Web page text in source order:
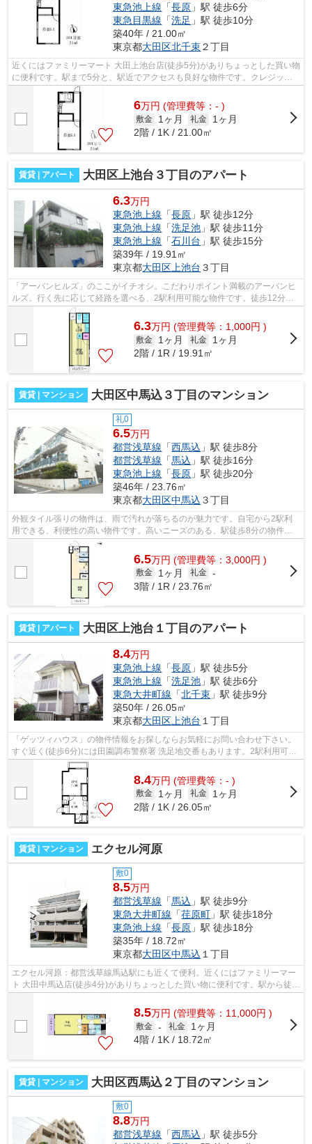
東急池上線 「長原 」駅 徒歩6分
東急目黒線 「洗足 」駅 徒歩10分
築40年 / 21.00㎡
東京都大田区北千束２丁目
近くにはファミリーマート 大田上池台店(徒歩5分)がありちょっとした買い物
に便利です。駅まで5分と、駅近でアクセスも良好な物件です。クレジット
カードで初期費用がお支払いいただけ...
6万円 (管理費等：- )
敷金 1ヶ月 礼金
1ヶ月
2階 / 1K / 21.00㎡
賃貸 | アパート 大田区上池台３丁目のアパート
6.3万円
東急池上線 「長原 」駅 徒歩12分
東急池上線 「洗足池 」駅 徒歩11分
東急池上線 「石川台 」駅 徒歩15分
築39年 / 19.91㎡
東京都大田区 上池台 ３丁目
「アーバンヒルズ」のここがイチオシ。こだわりポイント満載のアーバンヒ
ルズ。行く先に応じて経路を選べる、2駅利用可能な物件です。徒歩12分で
駅へのアクセスが可能な物件です。でき...
6.3万円 (管理費等：1,000円 )
敷金 1ヶ月 礼金
1ヶ月
2階 / 1R / 19.91㎡
賃貸 | マンション 大田区中馬込３丁目のマンション
礼0
6.5万円
都営浅草線 「西馬込 」駅 徒歩8分
都営浅草線 「馬込 」駅 徒歩16分
東急池上線 「長原 」駅 徒歩20分
築46年 / 23.76㎡
東京都大田区中馬込 ３丁目
外観タイル張りの物件は、雨で汚れが落ちるのが魅力です。自宅から2駅利
用できる、利便性の高い物件です。高いニーズのある、駅徒歩8分の物件で
す。こちらの物件はマンションです。当...
6.5万円 (管理費等：3,000円 )
敷金 1ヶ月 礼金 -
3階 / 1R / 23.76㎡
賃貸 | アパート 大田区上池台１丁目のアパート
8.4万円
東急池上線 「長原 」駅 徒歩5分
東急池上線 「洗足池 」駅 徒歩6分
東急大井町線 「北千束 」駅 徒歩9分
築50年 / 26.05㎡
東京都大田区 上池台 １丁目
「ゲッツィハウス」の物件情報をお探しならお気軽にお問い合わせ下さい。
すぐ近く(徒歩6分)には田園調布警察署 洗足地交番もあります。2駅利用可能
な利便性の高い物件です。初期費用の...
8.4万円 (管理費等：- )
敷金 1ヶ月 礼金
1ヶ月
2階 / 1K / 26.05㎡
賃貸 | マンション エクセル河原
敷0
8.5万円
都営浅草線 「馬込 」駅 徒歩9分
東急大井町線 「荏原町 」駅 徒歩18分
東急池上線 「長原 」駅 徒歩18分
築35年 / 18.72㎡
東京都大田区中馬込 １丁目
エクセル河原：都営浅草線馬込駅にも近くて便利。近くにはファミリーマー
ト 大田中馬込店(徒歩4分)がありちょっとした買い物に便利です。駅から徒歩
8.5万円 (管理費等：11,000円 )
敷金 - 礼金
1ヶ月
4階 / 1K / 18.72㎡
賃貸 | マンション 大田区西馬込２丁目のマンション
敷0
8.8万円
都営浅草線 「西馬込 」駅 徒歩5分